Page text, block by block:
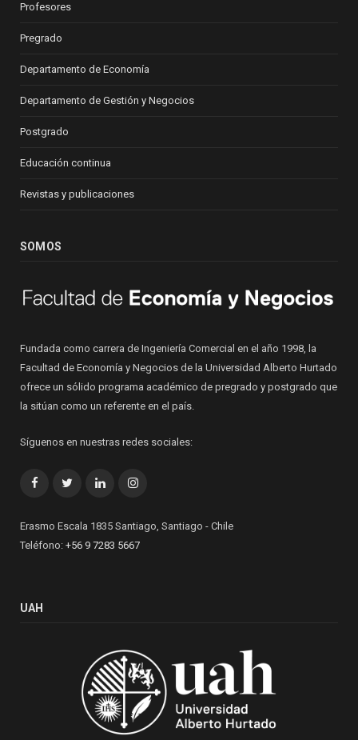
Profesores
Pregrado
Departamento de Economía
Departamento de Gestión y Negocios
Postgrado
Educación continua
Revistas y publicaciones
SOMOS
Fundada como carrera de Ingeniería Comercial en el año 1998, la
Facultad de Economía y Negocios de la Universidad Alberto Hurtado
ofrece un sólido programa académico de pregrado y postgrado que
la sitúan como un referente en el país.
Síguenos en nuestras redes sociales:
FacebookTwitterLinkedInInstagram
Erasmo Escala 1835 Santiago, Santiago - Chile
Teléfono: +56 9 7283 5667
UAH